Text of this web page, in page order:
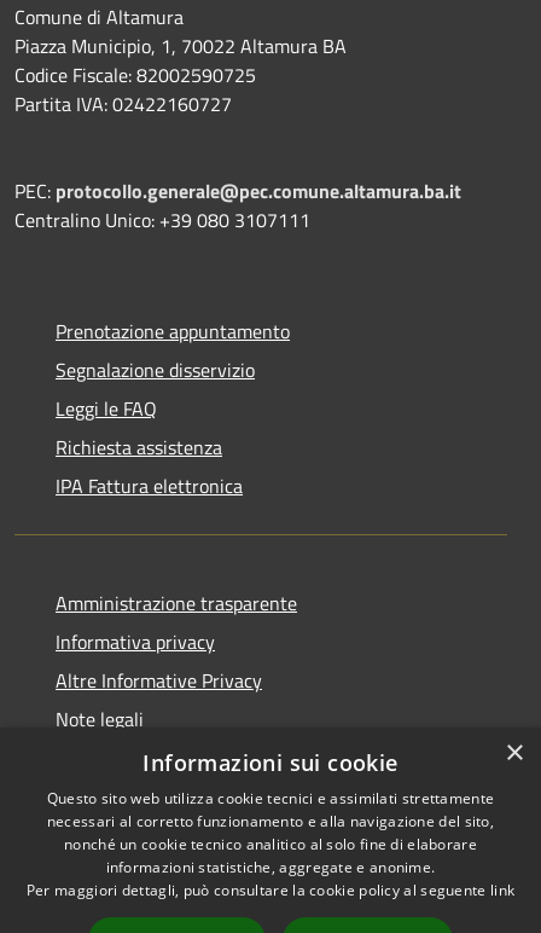
Comune di Altamura
Piazza Municipio, 1, 70022 Altamura BA
Codice Fiscale: 82002590725
Partita IVA: 02422160727
PEC: protocollo.generale@pec.comune.altamura.ba.it
Centralino Unico: +39 080 3107111
Prenotazione appuntamento
Segnalazione disservizio
Leggi le FAQ
Richiesta assistenza
IPA Fattura elettronica
Amministrazione trasparente
Informativa privacy
Altre Informative Privacy
Note legali
Dichiarazione di accessibilità
RSS
Accessibilità
Copyright © 2026 • Comune di
×
Informazioni sui cookie
Questo sito web utilizza cookie tecnici e assimilati strettamente
necessari al corretto funzionamento e alla navigazione del sito,
nonché un cookie tecnico analitico al solo fine di elaborare
informazioni statistiche, aggregate e anonime.
Per maggiori dettagli, può consultare la cookie policy al seguente link